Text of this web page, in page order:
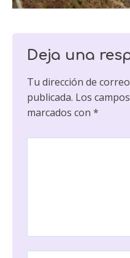
Deja una
Tu dirección de
publicada. Los
marcados con *